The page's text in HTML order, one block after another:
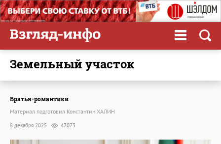
земельный участок
Братья-романтики
Материал подготовил Константин ХАЛИН
8 декабря 2025 47073